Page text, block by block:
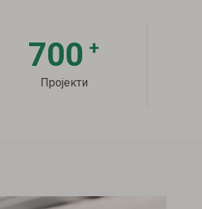
700 +
Пројекти